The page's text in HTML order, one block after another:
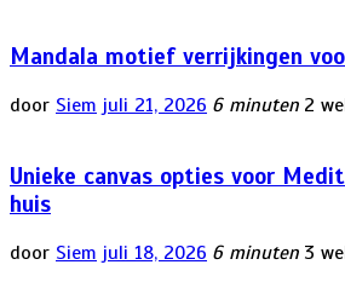
Mandala motief verrijkingen
door Siem juli 21, 2026 6 minuten 2
Unieke canvas opties voor
huis
door Siem juli 18, 2026 6 minuten 3